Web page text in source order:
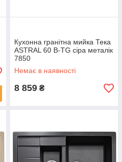
Кухонна гранітна мийка Тека
ASTRAL 60 B-TG сіра металік
7850
Немає в наявності
8 859 ₴